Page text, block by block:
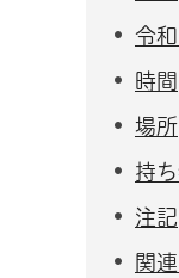
令
時間
場所
持
注記
関